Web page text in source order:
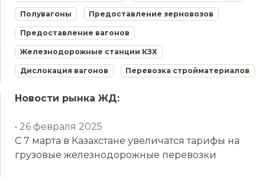
Полувагоны Предоставление зерновозов
Предоставление вагонов
Железнодорожные станции КЗХ
Дислокация вагонов Перевозка стройматериалов
Новости рынка ЖД:
• 26 февраля 2025
С 7 марта в Казахстане увеличатся тарифы на
грузовые железнодорожные перевозки